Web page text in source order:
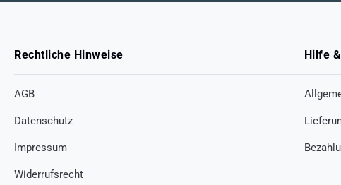
Rechtliche Hinweise
AGB
Datenschutz
Impressum
Widerrufsrecht
Hilfe